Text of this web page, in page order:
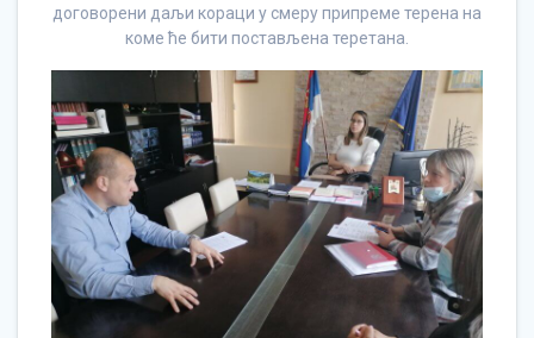
договорени даљи кораци у смеру припреме терена на
коме ће бити постављена теретана.